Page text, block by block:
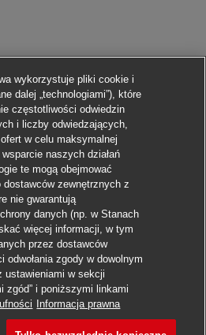
Aplikuj
wykorzystuje pliki cookie i
dalej „technologiami”), które
częstotliwości odwiedzin
i liczby odwiedzających,
w celu maksymalnej
naszych działań
te mogą obejmować
zewnętrznych z
nie gwarantują
danych (np. w Stanach
więcej informacji, w tym
przez dostawców
zgody w dowolnym
ustawieniami w sekcji
zgód” i poniższymi linkami
Informacja prawna